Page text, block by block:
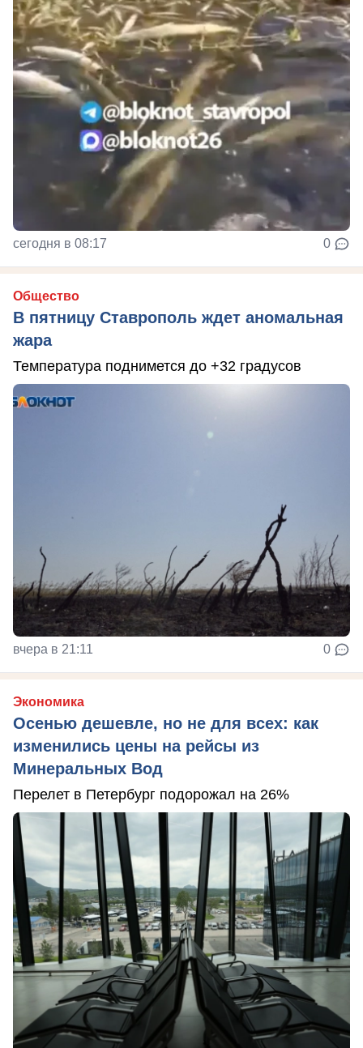
сегодня в 08:17 0
Общество
В пятницу Ставрополь ждет аномальная
жара
Температура поднимется до +32 градусов
вчера в 21:11 0
Экономика
Осенью дешевле, но не для всех: как
изменились цены на рейсы из
Минеральных Вод
Перелет в Петербург подорожал на 26%